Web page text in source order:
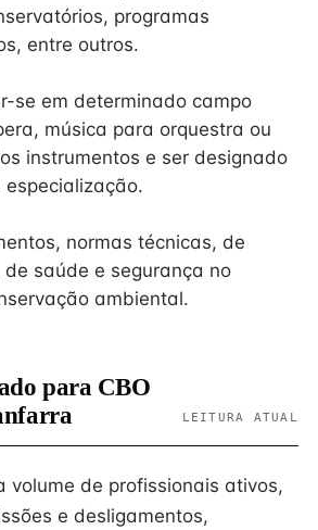
programas
entre outros.
se em determinado campo
música para orquestra ou
instrumentos e ser designado
normas técnicas, de
saúde e segurança no
ambiental.
para CBO
LEITURA ATUAL
volume de profissionais ativos,
e desligamentos,